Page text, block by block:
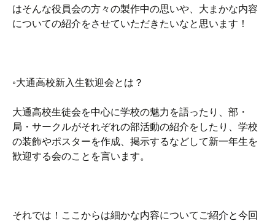
はそんな役員会の方々の製作中の思いや、大まかな内容
についての紹介をさせていただきたいなと思います！
◦大通高校新入生歓迎会とは？
大通高校生徒会を中心に学校の魅力を語ったり、部・
局・サークルがそれぞれの部活動の紹介をしたり、学校
の装飾やポスターを作成、掲示するなどして新一年生を
歓迎する会のことを言います。
それでは！ここからは細かな内容についてご紹介と今回